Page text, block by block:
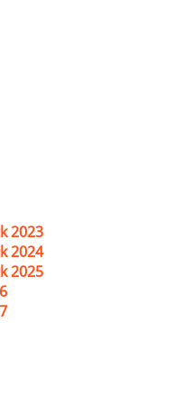
2023
2024
2025